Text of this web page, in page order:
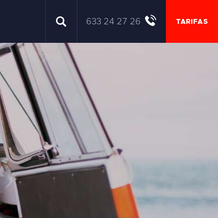
633 24 27 26 TARIFAS